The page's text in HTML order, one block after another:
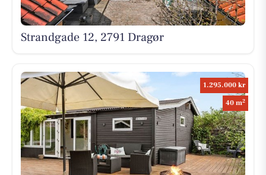
Strandgade 12, 2791 Dragør
1.295.000 kr
40 m2